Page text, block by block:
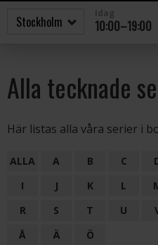
10:00–19:00
Alla tecknade
Här listas alla våra serier i
ALLA A B C
I
J K L
R
S T U
Å
Ä Ö